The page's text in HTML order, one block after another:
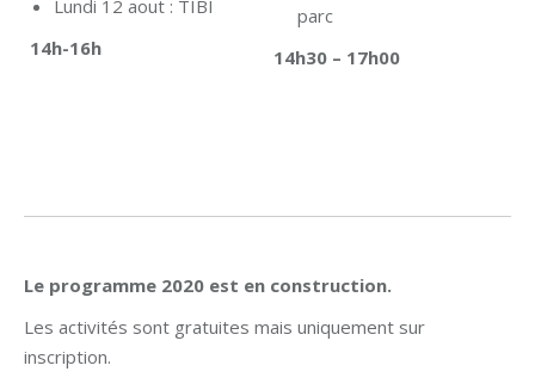
Lundi 12 aout : TIBI
14h-16h
parc
14h30 – 17h00
Le programme 2020 est en construction.
Les activités sont gratuites mais uniquement sur
inscription.